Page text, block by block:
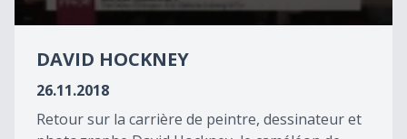
minutes,
seconds
DAVID HOCKNEY
26.11.2018
Retour sur la carrière de peintre, dessinateur et